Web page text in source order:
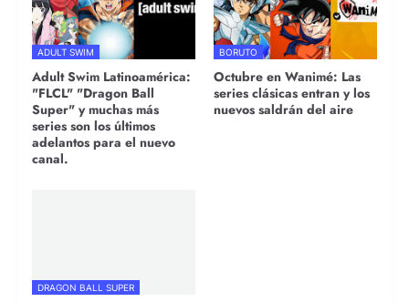
ADULT SWIM
Adult Swim Latinoamérica:
"FLCL" "Dragon Ball
Super" y muchas más
series son los últimos
adelantos para el nuevo
canal.
BORUTO
Octubre en Wanimé: Las
series clásicas entran y los
nuevos saldrán del aire
DRAGON BALL SUPER